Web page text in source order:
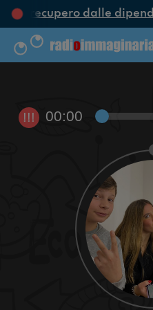
e recupero dalle
!!! 00:00